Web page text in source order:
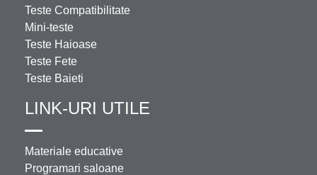
Teste Compatibilitate
Mini-teste
Teste Haioase
Teste Fete
Teste Baieti
LINK-URI UTILE
Materiale educative
Programari saloane